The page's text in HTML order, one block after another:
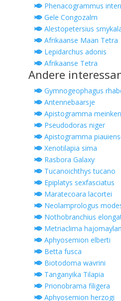
Phenacogrammus
Gele Congozalm
Alestopetersius
Afrikaanse Maan Tetra
Lepidarchus adonis
Afrikaanse Tetra
Andere
Gymnogeophagus
Antennebaarsje
Apistogramma
Pseudodoras niger
Apistogramma
Xenotilapia sima
Rasbora Galaxy
Tucanoichthys tucano
Epiplatys sexfasciatus
Maratecoara lacortei
Neolamprologus
Nothobranchius
Metriaclima
Aphyosemion elberti
Betta fusca
Biotodoma wavrini
Tanganyika Tilapia
Prionobrama filigera
Aphyosemion herzogi